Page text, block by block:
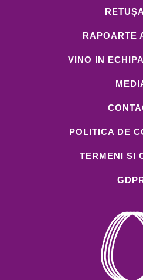
RAPOARTE
VINO IN
POLITICA DE
TERMENI SI